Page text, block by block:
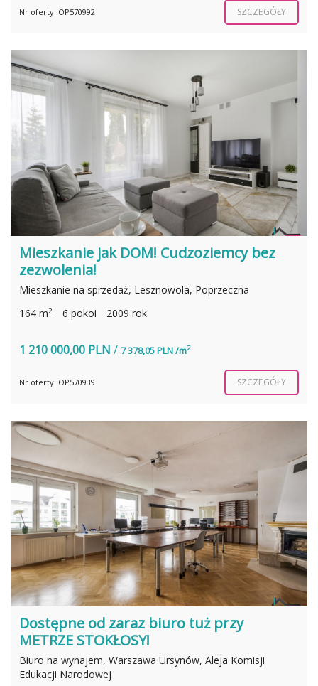
Nr oferty: OP570992 SZCZEGÓŁY
Mieszkanie jak DOM! Cudzoziemcy bez
zezwolenia!
Mieszkanie na sprzedaż, Lesznowola, Poprzeczna
164 m2 6 pokoi 2009 rok
1 210 000,00 PLN / 7 378,05 PLN /m2
Nr oferty: OP570939 SZCZEGÓŁY
Dostępne od zaraz biuro tuż przy
METRZE STOKŁOSY!
Biuro na wynajem, Warszawa Ursynów, Aleja Komisji
Edukacji Narodowej